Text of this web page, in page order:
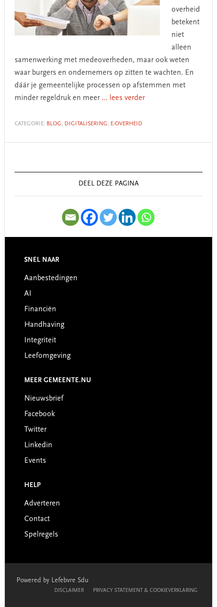
overheid
betekent
niet
alleen
samenwerking met medeoverheden, maar ook weten
waar burgers en ondernemers op zitten te wachten. En
dáár je gemeentelijke processen op afstemmen met
minder regeldruk en meer ... lees verder
CATEGORIE: BLOG, DIGITALISERING, E-OVERHEID
Sidebar
DEEL DEZE PAGINA
Footer
SNEL NAAR
Aanbestedingen
AI
Financiën
Handhaving
Integriteit
Leefomgeving
MEER GEMEENTE.NU
Nieuwsbrief
Facebook
Twitter
Linkedin
Events
HELP
Adverteren
Contact
Spelregels
Powered by Lefebvre Sdu
DISCLAIMER PRIVACY STATEMENT & COOKIEVERKLARING